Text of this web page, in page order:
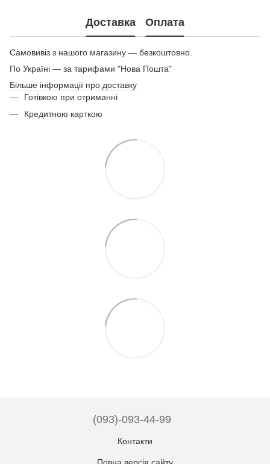
Доставка Оплата
Самовивіз з нашого магазину — безкоштовно.
По Україні — за тарифами "Нова Пошта"
Більше інформації про доставку
Готівкою при отриманні
Кредитною карткою
(093)-093-44-99
Контакти
Повна версія сайту